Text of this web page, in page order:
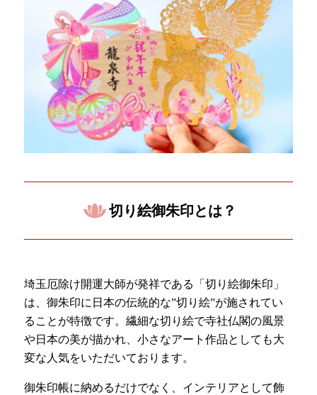
切り絵御朱印とは？
埼玉厄除け開運大師が発祥である「切り絵御朱印」
は、御朱印に日本の伝統的な”切り絵”が施されてい
ることが特徴です。繊細な切り絵で寺社仏閣の風景
や日本の美が描かれ、小さなアート作品としても大
変な人気をいただいております。
御朱印帳に納めるだけでなく、インテリアとして飾